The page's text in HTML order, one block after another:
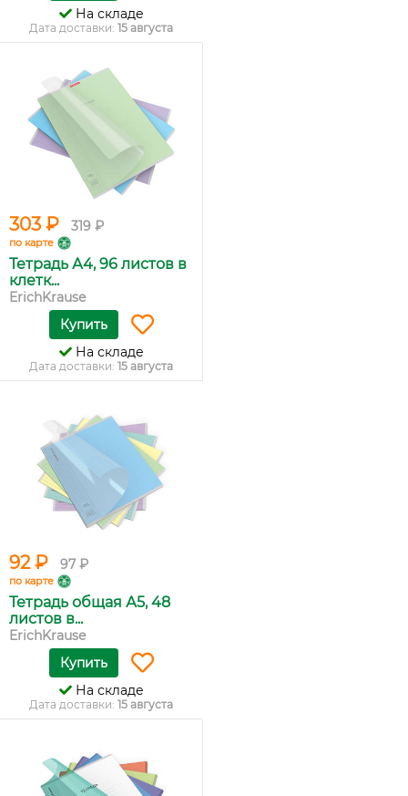
На складе
Дата доставки: 15 августа
303 ₽ 319 ₽
по карте
Тетрадь А4, 96 листов в
клетк...
ErichKrause
Купить
На складе
Дата доставки: 15 августа
92 ₽ 97 ₽
по карте
Тетрадь общая А5, 48
листов в...
ErichKrause
Купить
На складе
Дата доставки: 15 августа